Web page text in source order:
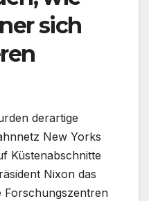
sich
derartige
New Yorks
Küstenabschnitte
Nixon das
Forschungszentren